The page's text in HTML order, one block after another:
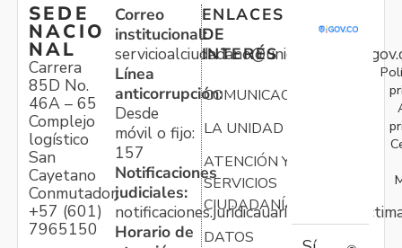
SEDE
NACIO
NAL
Carrera
85D No.
46A – 65
Complejo
logístico
San
Cayetano
Conmutador:
+57 (601)
7965150
Correo
institucional:
Línea
anticorrupción:
Desde
móvil o fijo:
157
Notificaciones
judiciales:
Horario de
ENLACES
DE
INTERÉS
COMUNICACIONES
LA UNIDAD
ATENCIÓN Y
SERVICIOS
CIUDADANÍA
DATOS